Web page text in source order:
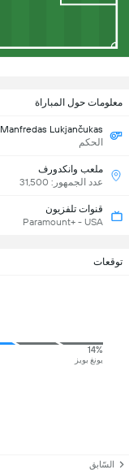
معلومات حول المباراة
Manfredas Lukjančukas
الحكم
ملعب وانكدورف
عدد الجمهور: 31,500
قنوات تلفزيون
Paramount+ - USA
توقعات
14%
يونغ بويز
السّابق